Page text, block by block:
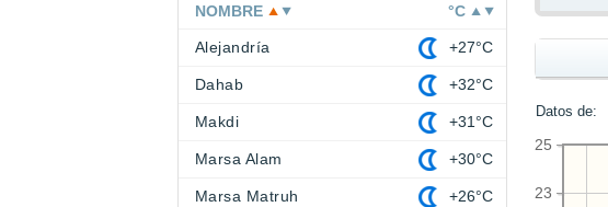
Datos de:
23
25
NOMBRE °C
Alejandría +27°C
Dahab +32°C
Makdi +31°C
Marsa Alam +30°C
Marsa Matruh +26°C